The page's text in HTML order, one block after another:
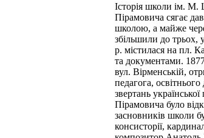
Історія школи ім.
Пірамовича сягає
школою, а майже
збільшили до трьох,
р. містилася на пл.
та документами.
вул. Вірменській,
педагога,
звертань
Пірамовича було
засновників школи
консисторії,